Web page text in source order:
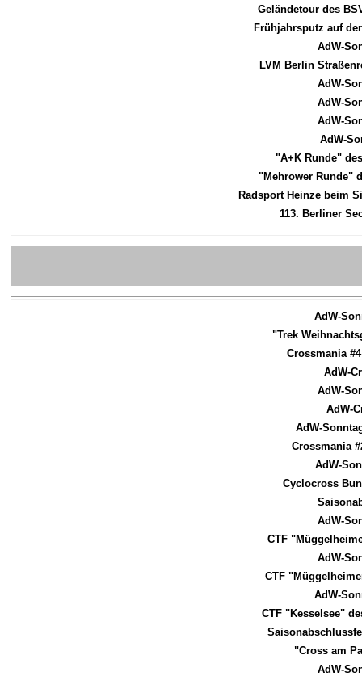
Geländetour des
Frühjahrsputz auf
AdW-
LVM Berlin
AdW-
AdW-
AdW-
AdW-
"A+K Runde"
"Mehrower Runde"
Radsport Heinze beim
113. Berliner
AdW-
"Trek
Crossmania
AdW-
AdW-
AdW-
AdW-
Crossmania
AdW-
Cyclocross
AdW-
CTF
AdW-
CTF
AdW-
CTF "Kesselsee"
"Cross am
AdW-